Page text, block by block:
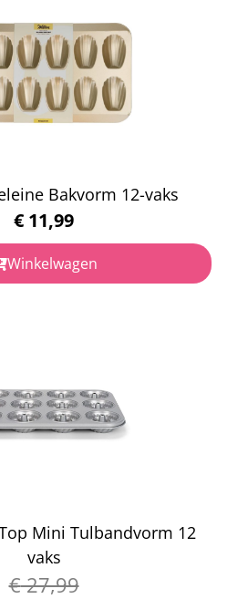
Bakvorm 12-vaks
€ 11,99
Winkelwagen
Mini Tulbandvorm 12
vaks
€27,99